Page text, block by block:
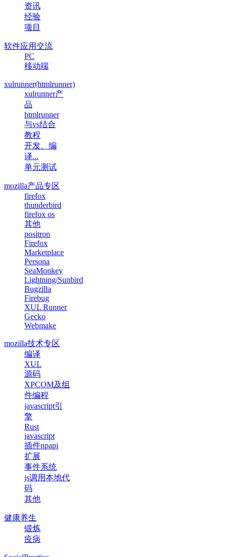
资讯
经验
项目
软件应用交流
PC
移动端
xulrunner(htmlrunner)
xulrunner产
品
htmlrunner
与vs结合
教程
开发、编
译...
单元测试
mozilla产品专区
firefox
thunderbird
firefox os
其他
positron
Firefox
Marketplace
Persona
SeaMonkey
Lightning/Sunbird
Bugzilla
Firebug
XUL Runner
Gecko
Webmake
mozilla技术专区
编译
XUL
源码
XPCOM及组
件编程
javascript引
擎
Rust
javascript
插件npapi
扩展
事件系统
js调用本地代
码
其他
健康养生
锻炼
疫病